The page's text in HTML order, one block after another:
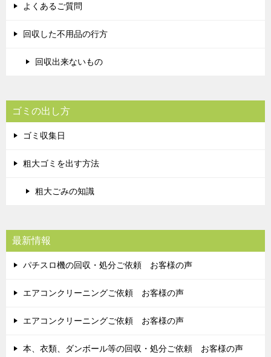
よくあるご質問
回収した不用品の行方
回収出来ないもの
ゴミの出し方
ゴミ収集日
粗大ゴミを出す方法
粗大ごみの知識
最新情報
パチスロ機の回収・処分ご依頼 お客様の声
エアコンクリーニングご依頼 お客様の声
エアコンクリーニングご依頼 お客様の声
本、衣類、ダンボール等の回収・処分ご依頼 お客様の声